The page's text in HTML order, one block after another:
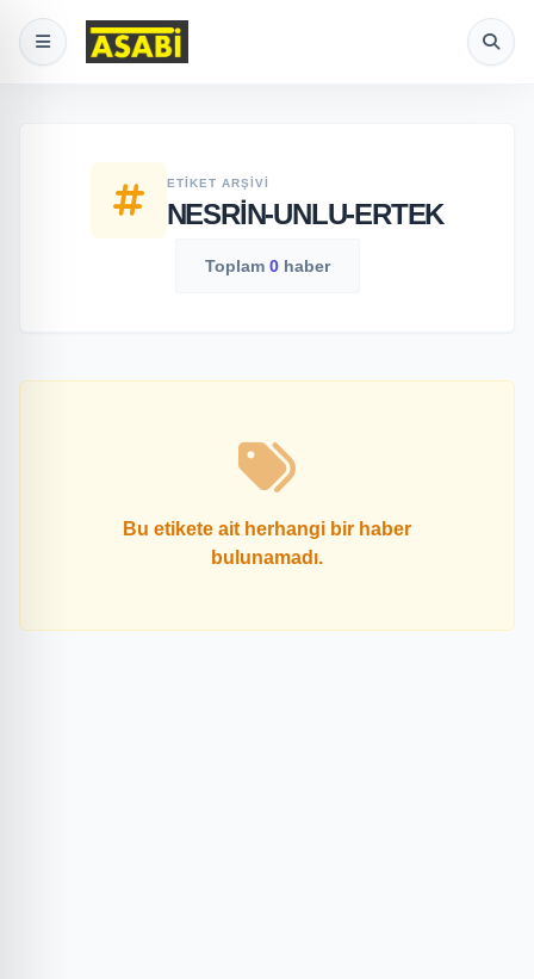
ETIKET ARŞIVI
NESRIN-UNLU-ERTEK
Toplam 0haber
Bu etikete ait herhangi bir haber
bulunamadı.